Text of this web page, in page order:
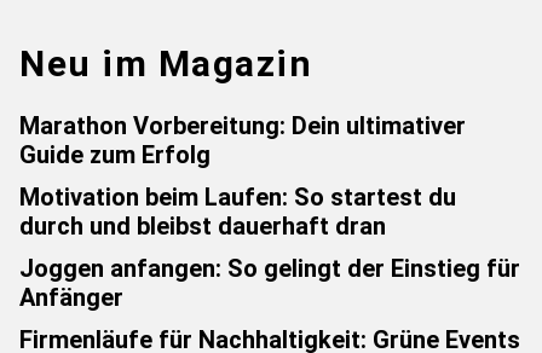
Neu im Magazin
Marathon Vorbereitung: Dein ultimativer
Guide zum Erfolg
Motivation beim Laufen: So startest du
durch und bleibst dauerhaft dran
Joggen anfangen: So gelingt der Einstieg für
Anfänger
Firmenläufe für Nachhaltigkeit: Grüne Events